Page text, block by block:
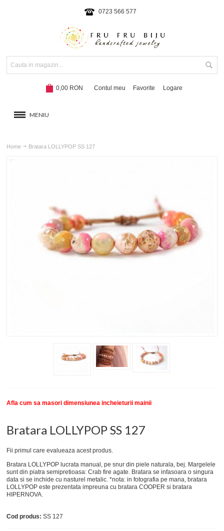
0723 566 577
0,00 RON Contul meu Favorite Logare
MENIU
NOUTATI 2024 Hot!
SETURI BRATARI New
Home Bratara LOLLYPOP SS 127
Afla cum sa masori dimensiunea incheieturii mainii
Bratara LOLLYPOP SS 127
Fii primul care evalueaza acest produs.
Bratara LOLLYPOP lucrata manual, pe snur din piele naturala, bej. Margelele
sunt din piatra semipretioasa: Crab fire agate. Bratara se infasoara o singura
data si se inchide cu nasturel metalic. *nota: in fotografia pe mana, bratara
LOLLYPOP este prezentata impreuna cu brataraCOOPER si bratara
HIPERNOVA
Cod produs:SS 127